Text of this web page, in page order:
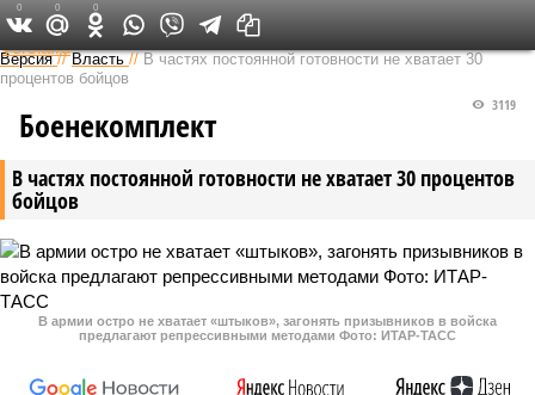
Федеральный выпуск
Версия //Власть //В частях постоянной готовности не хватает 30
процентов бойцов
В частях постоянной готовности не хватает 30 процентов
бойцов
3119
Боенекомплект
В армии остро не хватает «штыков», загонять призывников в войска
предлагают репрессивными методами Фото: ИТАР-ТАСС
0 0 0